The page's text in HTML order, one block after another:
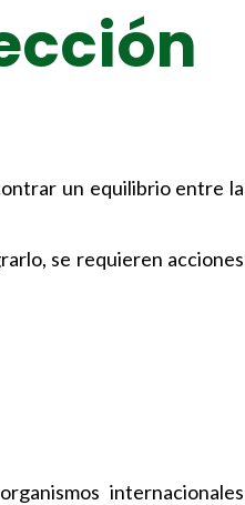
un equilibrio entre la
se requieren acciones
internacionales